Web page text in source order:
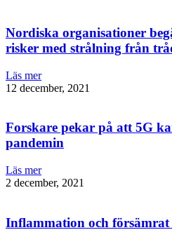
Nordiska organisationer
risker med strålning från
Läs mer
12 december, 2021
Forskare pekar på att 5G
pandemin
Läs mer
2 december, 2021
Inflammation och